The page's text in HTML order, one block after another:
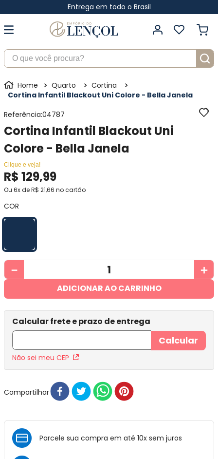
Entrega em todo o Brasil
O que você procura?
Quarto
Cortina
Cortina Infantil Blackout Uni Colore - Bella Janela
Referência:04787
Cortina Infantil Blackout Uni
Colore - Bella Janela
Clique e veja!
R$ 129,99
Ou 6x deR$ 21,66 no cartão
COR
＋
－
ADICIONAR AO CARRINHO
Não sei meu CEP
Compartilhar
Parcele sua compra em até 10x sem juros